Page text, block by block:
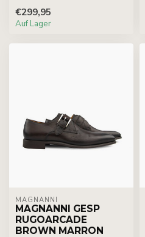
€299,95
Auf Lager
MAGNANNI
MAGNANNI GESP
RUGOARCADE
BROWN MARRON